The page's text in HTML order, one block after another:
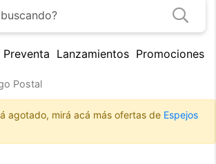
Preventa Lanzamientos Promociones
Postal
agotado, mirá acá más ofertas de Espejos